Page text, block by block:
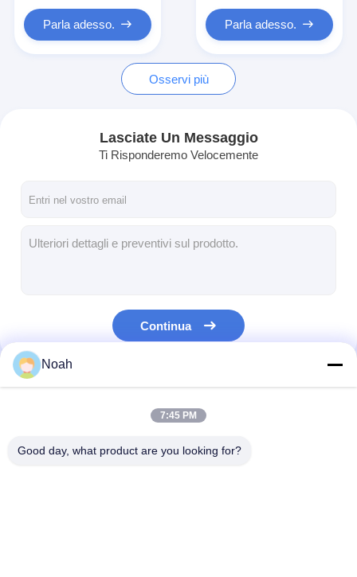
Tutti i casi
Macchina portatile della saldatura a punti
Saldatura stazionaria a punto
Singola macchina laterale della saldatura a punti
Macchina della saldatura continua
Pistola di saldatura a punto robotica
Parla adesso. Parla adesso.
Osservi più
Lasciate Un Messaggio
Ti Risponderemo Velocemente
Continua
Le Nostre Categorie
Noah
7:45 PM
Good day, what product are you looking for?